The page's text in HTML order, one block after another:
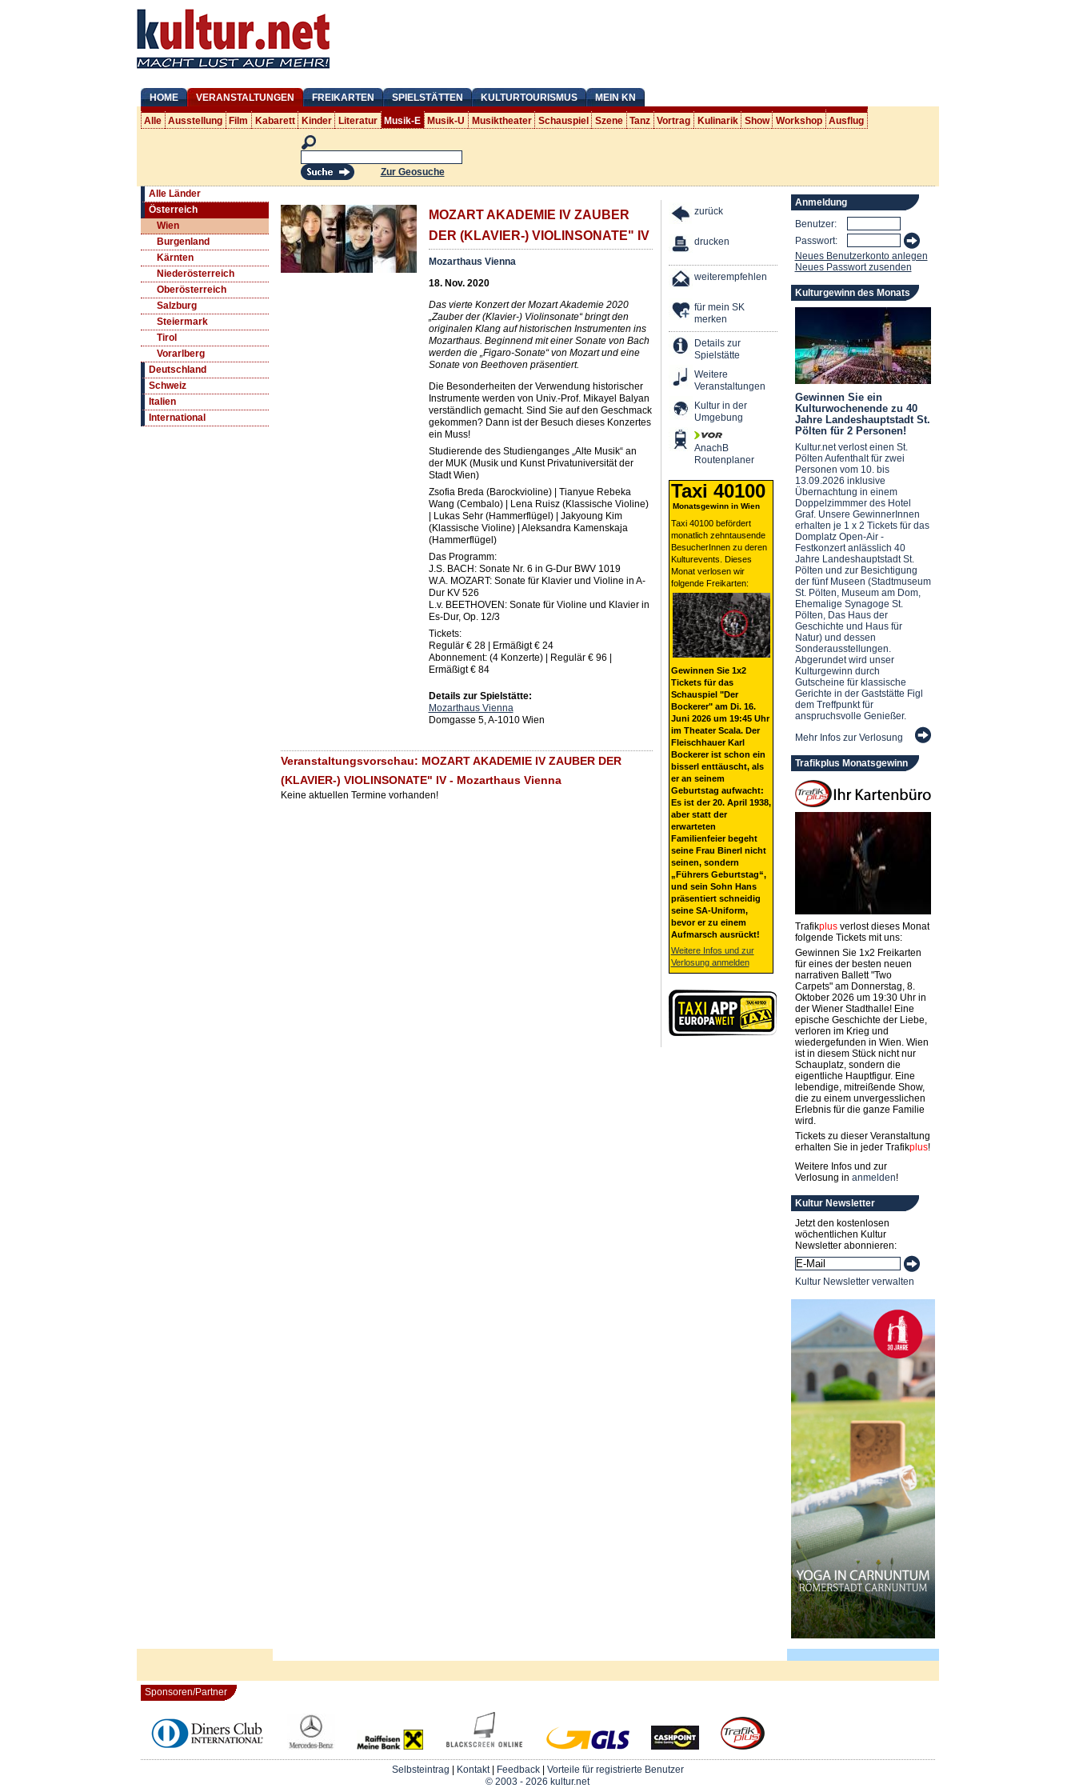
HOME VERANSTALTUNGEN FREIKARTEN SPIELSTÄTTEN KULTURTOURISMUS MEIN KN
Alle Ausstellung Film Kabarett Kinder Literatur Musik-E Musik-U Musiktheater Schauspiel Szene Tanz Vortrag Kulinarik Show Workshop Ausflug
Zur Geosuche
Alle Länder
Österreich
Wien
Burgenland
Kärnten
Niederösterreich
Oberösterreich
Salzburg
Steiermark
Tirol
Vorarlberg
Deutschland
Schweiz
Italien
International
MOZART AKADEMIE IV ZAUBER
DER (KLAVIER-) VIOLINSONATE" IV
Mozarthaus Vienna
18. Nov. 2020
Das vierte Konzert der Mozart Akademie 2020
„Zauber der (Klavier-) Violinsonate“ bringt den
originalen Klang auf historischen Instrumenten ins
Mozarthaus. Beginnend mit einer Sonate von Bach
werden die „Figaro-Sonate“ von Mozart und eine
Sonate von Beethoven präsentiert.
Die Besonderheiten der Verwendung historischer
Instrumente werden von Univ.-Prof. Mikayel Balyan
verständlich gemacht. Sind Sie auf den Geschmack
gekommen? Dann ist der Besuch dieses Konzertes
ein Muss!
Studierende des Studienganges „Alte Musik“ an
der MUK (Musik und Kunst Privatuniversität der
Stadt Wien)
Zsofia Breda (Barockvioline) | Tianyue Rebeka
Wang (Cembalo) | Lena Ruisz (Klassische Violine)
| Lukas Sehr (Hammerflügel) | Jakyoung Kim
(Klassische Violine) | Aleksandra Kamenskaja
(Hammerflügel)
Das Programm:
J.S. BACH: Sonate Nr. 6 in G-Dur BWV 1019
W.A. MOZART: Sonate für Klavier und Violine in A-
Dur KV 526
L.v. BEETHOVEN: Sonate für Violine und Klavier in
Es-Dur, Op. 12/3
Tickets:
Regulär € 28 | Ermäßigt € 24
Abonnement: (4 Konzerte) | Regulär € 96 |
Ermäßigt € 84
Details zur Spielstätte:
Mozarthaus Vienna
Domgasse 5, A-1010 Wien
Veranstaltungsvorschau: MOZART AKADEMIE IV ZAUBER DER
(KLAVIER-) VIOLINSONATE" IV - Mozarthaus Vienna
Keine aktuellen Termine vorhanden!
zurück
drucken
weiterempfehlen
für mein SK
merken
Details zur
Spielstätte
Weitere
Veranstaltungen
Kultur in der
Umgebung
AnachB
Routenplaner
Taxi 40100
Monatsgewinn in Wien
Taxi 40100 befördert
monatlich zehntausende
BesucherInnen zu deren
Kulturevents. Dieses
Monat verlosen wir
folgende Freikarten:
Gewinnen Sie 1x2
Tickets für das
Schauspiel "Der
Bockerer" am Di. 16.
Juni 2026 um 19:45 Uhr
im Theater Scala. Der
Fleischhauer Karl
Bockerer ist schon ein
bisserl enttäuscht, als
er an seinem
Geburtstag aufwacht:
Es ist der 20. April 1938,
aber statt der
erwarteten
Familienfeier begeht
seine Frau Binerl nicht
seinen, sondern
„Führers Geburtstag“,
und sein Sohn Hans
präsentiert schneidig
seine SA-Uniform,
bevor er zu einem
Aufmarsch ausrückt!
Weitere Infos und zur
Verlosung anmelden
Anmeldung
Benutzer:
Passwort:
Neues Benutzerkonto anlegen
Neues Passwort zusenden
Kulturgewinn des Monats
Gewinnen Sie ein
Kulturwochenende zu 40
Jahre Landeshauptstadt St.
Pölten für 2 Personen!
Kultur.net verlost einen St.
Pölten Aufenthalt für zwei
Personen vom 10. bis
13.09.2026 inklusive
Übernachtung in einem
Doppelzimmmer des Hotel
Graf. Unsere GewinnerInnen
erhalten je 1 x 2 Tickets für das
Domplatz Open-Air -
Festkonzert anlässlich 40
Jahre Landeshauptstadt St.
Pölten und zur Besichtigung
der fünf Museen (Stadtmuseum
St. Pölten, Museum am Dom,
Ehemalige Synagoge St.
Pölten, Das Haus der
Geschichte und Haus für
Natur) und dessen
Sonderausstellungen.
Abgerundet wird unser
Kulturgewinn durch
Gutscheine für klassische
Gerichte in der Gaststätte Figl
dem Treffpunkt für
anspruchsvolle Genießer.
Mehr Infos zur Verlosung
Trafikplus Monatsgewinn
Trafikplusverlost dieses Monat
folgende Tickets mit uns:
Gewinnen Sie 1x2 Freikarten
für eines der besten neuen
narrativen Ballett "Two
Carpets" am Donnerstag, 8.
Oktober 2026 um 19:30 Uhr in
der Wiener Stadthalle! Eine
epische Geschichte der Liebe,
verloren im Krieg und
wiedergefunden in Wien. Wien
ist in diesem Stück nicht nur
Schauplatz, sondern die
eigentliche Hauptfigur. Eine
lebendige, mitreißende Show,
die zu einem unvergesslichen
Erlebnis für die ganze Familie
wird.
Tickets zu dieser Veranstaltung
erhalten Sie in jeder Trafikplus!
Weitere Infos und zur
Verlosung in anmelden!
Kultur Newsletter
Jetzt den kostenlosen
wöchentlichen Kultur
Newsletter abonnieren:
Kultur Newsletter verwalten
Sponsoren/Partner
Selbsteintrag Kontakt| Feedback| Vorteile für registrierte Benutzer
© 2003 - 2026 kultur.net